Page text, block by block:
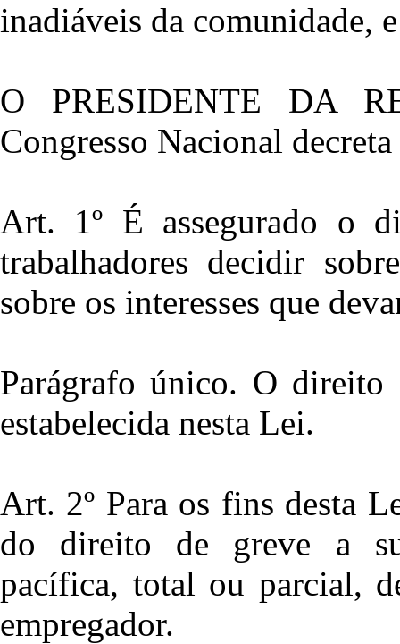
inadiáveis da comunidade,
O PRESIDENTE DA
Congresso Nacional
Art. 1º É assegurado o
trabalhadores decidir
sobre os interesses que
Parágrafo único. O direito
estabelecida nesta Lei.
Art. 2º Para os fins desta
do direito de greve a
pacífica, total ou parcial,
empregador.